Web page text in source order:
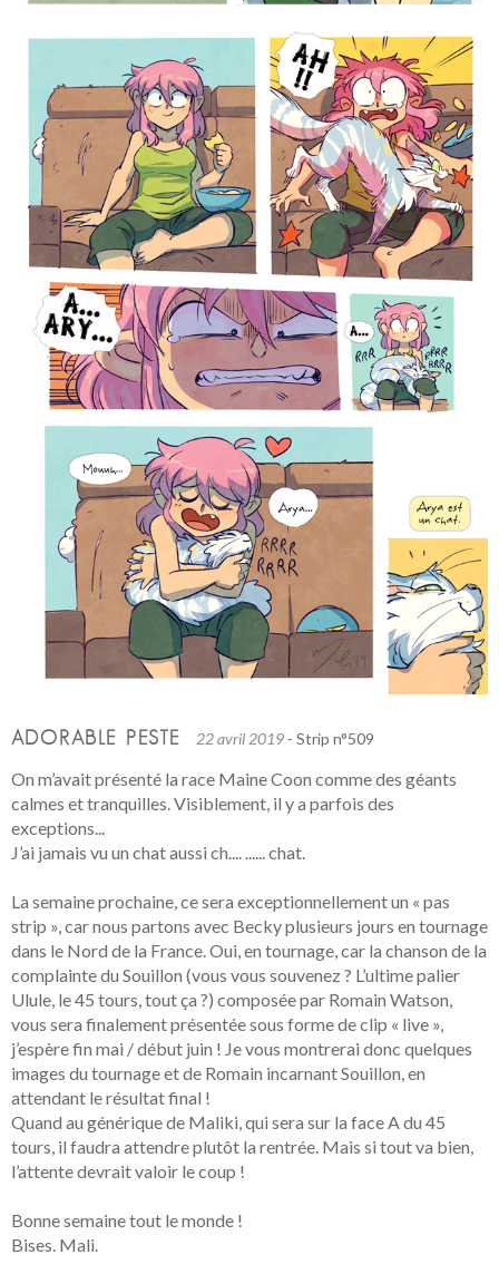
ADORABLE PESTE 22 avril 2019 - Strip n°509
On m’avait présenté la race Maine Coon comme des géants
calmes et tranquilles. Visiblement, il y a parfois des
exceptions...
J’ai jamais vu un chat aussi ch.... ...... chat.
La semaine prochaine, ce sera exceptionnellement un « pas
strip », car nous partons avec Becky plusieurs jours en tournage
dans le Nord de la France. Oui, en tournage, car la chanson de la
complainte du Souillon (vous vous souvenez ? L’ultime palier
Ulule, le 45 tours, tout ça ?) composée par Romain Watson,
vous sera finalement présentée sous forme de clip « live »,
j’espère fin mai / début juin ! Je vous montrerai donc quelques
images du tournage et de Romain incarnant Souillon, en
attendant le résultat final !
Quand au générique de Maliki, qui sera sur la face A du 45
tours, il faudra attendre plutôt la rentrée. Mais si tout va bien,
l’attente devrait valoir le coup !
Bonne semaine tout le monde !
Bises. Mali.